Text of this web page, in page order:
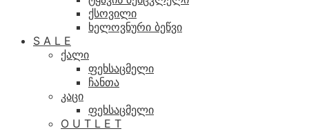
ქსოვილი
ხელოვნური ბეწვი
S A L E
ქალი
ფეხსაცმელი
ჩანთა
კაცი
ფეხსაცმელი
O U T L E T